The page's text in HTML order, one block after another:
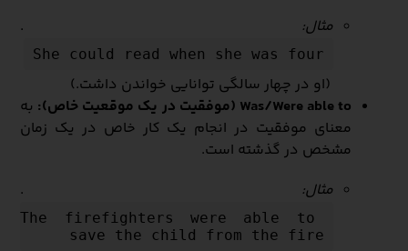
مثال: .
She could read when she was four
(او در چهار سالگی توانایی خواندن داشت.)
Was/Were able to (موفقیت در یک موقعیت خاص):
به
معنای موفقیت در انجام یک کار خاص در یک زمان
مشخص در گذشته است.
مثال: .
The firefighters were able to
save the child from the fire